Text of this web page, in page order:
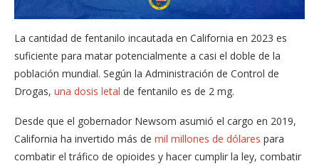
La cantidad de fentanilo incautada en California en 2023 es
suficiente para matar potencialmente a casi el doble de la
población mundial. Según la Administración de Control de
Drogas, una dosis letal de fentanilo es de 2 mg.
Desde que el gobernador Newsom asumió el cargo en 2019,
California ha invertido más de mil millones de dólares para
combatir el tráfico de opioides y hacer cumplir la ley, combatir